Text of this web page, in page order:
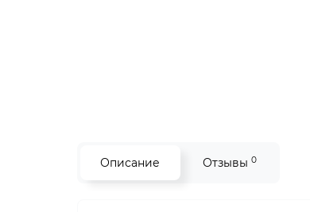
Описание Отзывы 0